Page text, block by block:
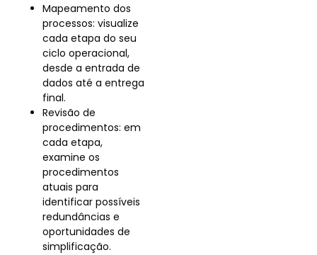
Mapeamento dos
processos: visualize
cada etapa do seu
ciclo operacional,
desde a entrada de
dados até a entrega
final.
Revisão de
procedimentos: em
cada etapa,
examine os
procedimentos
atuais para
identificar possíveis
redundâncias e
oportunidades de
simplificação.